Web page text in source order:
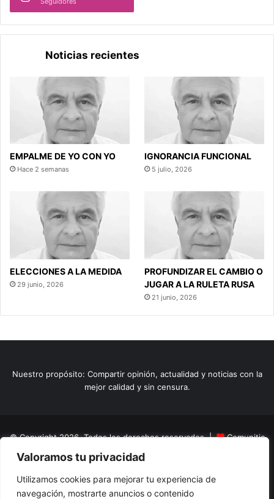
Valoramos tu privacidad
Utilizamos cookies para mejorar tu experiencia de
navegación, mostrarte anuncios o contenido
Noticias recientes
EMPALME DE YO CON YO
Hace 2 semanas
IGNORANCIA FUNCIONAL
5 julio, 2026
ELECCIONES A LA MEDIDA
29 junio, 2026
PROFUNDIZAR EL CAMBIO O
JUGAR A LA RULETA RUSA
21 junio, 2026
Nuestro propósito: Compartir opinión, actualidad y noticias con la
mejor calidad y sin censura.
© Copyright 2026, Todos los derechos reservados |
Comunitic
SAS BICNit 901228106
Home
Actualidad Variedades Opinion Turismo
El Tinteadero
Caricaturas Reportajes